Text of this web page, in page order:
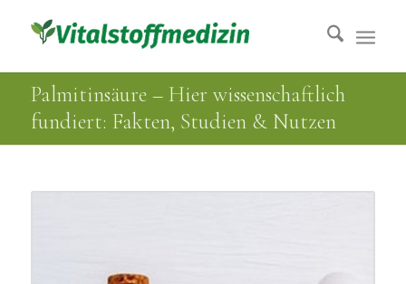
Palmitinsäure – Hier wissenschaftlich
fundiert: Fakten, Studien & Nutzen